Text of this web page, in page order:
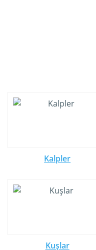
Kalpler
Kuşlar